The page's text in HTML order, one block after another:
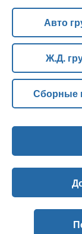
Услуги
Контакты
Биржа
Авто
Ж.Д.
Сборные